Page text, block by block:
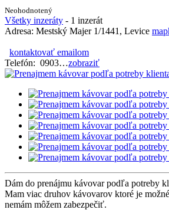
Neohodnotený
Všetky inzeráty - 1 inzerát
Adresa: Mestský Majer 1/1441, Levice
kontaktovať emailom
Telefón: 0903…zobraziť
Dám do prenájmu kávovar podľa potreby
Mam viac druhov kávovarov ktoré je
nemám môžem zabezpečiť.